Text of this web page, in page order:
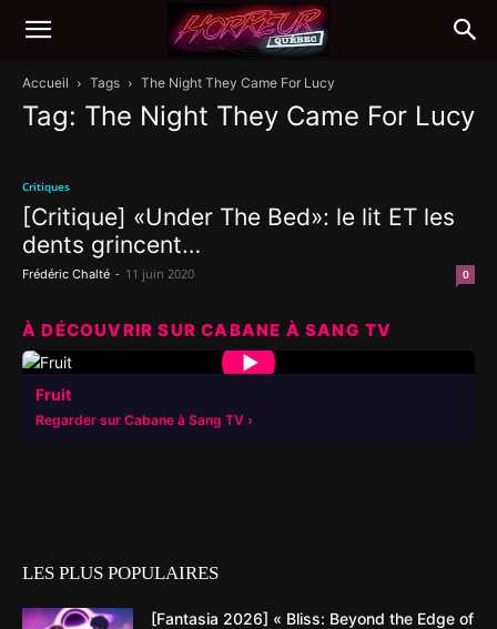
Accueil Tags The Night They Came For Lucy
Tag: The Night They Came For Lucy
Critiques
[Critique] «Under The Bed»: le lit ET les
dents grincent…
Frédéric Chalté - 11 juin 2020 0
À DÉCOUVRIR SUR CABANE À SANG TV
▶
Fruit
Regarder sur Cabane à Sang TV
LES PLUS POPULAIRES
[Fantasia 2026] « Bliss: Beyond the Edge of